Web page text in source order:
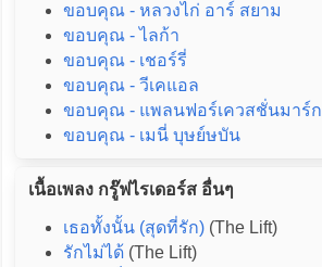
ขอบคุณ - หลวงไก่ อาร์ สยาม
ขอบคุณ - ไลก้า
ขอบคุณ - เชอร์รี่
ขอบคุณ - วีเคแอล
ขอบคุณ - แพลนฟอร์เควสชั่นมาร์ก
ขอบคุณ - เมนี่ บุษย์ษบัน
เนื้อเพลง กรู๊ฟไรเดอร์ส อื่นๆ
เธอทั้งนั้น (สุดที่รัก)(The Lift)
รักไม่ได้(The Lift)